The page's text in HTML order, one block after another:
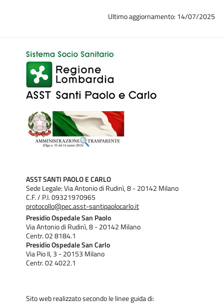
Ultimo aggiornamento: 14/07/2025
ASST SANTI PAOLO E CARLO
Sede Legale: Via Antonio di Rudinì, 8 - 20142 Milano
C.F. / P.I. 09321970965
protocollo@pec.asst-santipaolocarlo.it
Presidio Ospedale San Paolo
Via Antonio di Rudinì, 8 - 20142 Milano
Centr. 02 8184.1
Presidio Ospedale San Carlo
Via Pio II, 3 - 20153 Milano
Centr. 02 4022.1
Sito web realizzato secondo le linee guida di: